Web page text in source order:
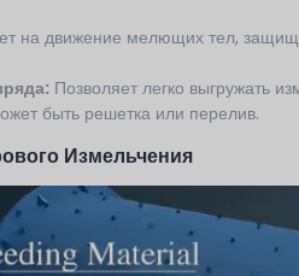
на движение мелющих тел,
Позволяет легко выгружать
быть решетка или перелив.
Измельчения